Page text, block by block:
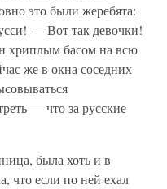
это были жеребята:
— Вот так девочки!
хриплым басом на всю
же в окна соседних
— что за русские
была хоть и в
что если по ней ехал